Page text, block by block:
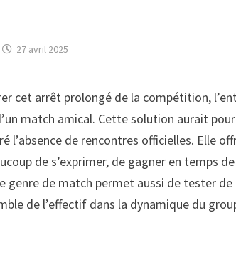
27 avril 2025
cet arrêt prolongé de la compétition,
match amical. Cette solution aurait
l’absence de rencontres officielles. Elle
de s’exprimer, de gagner en temps
genre de match permet aussi de tester
de l’effectif dans la dynamique du